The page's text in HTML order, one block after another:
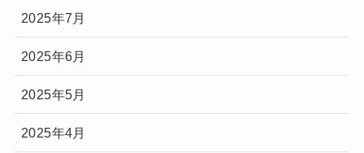
2025年7月
2025年6月
2025年5月
2025年4月